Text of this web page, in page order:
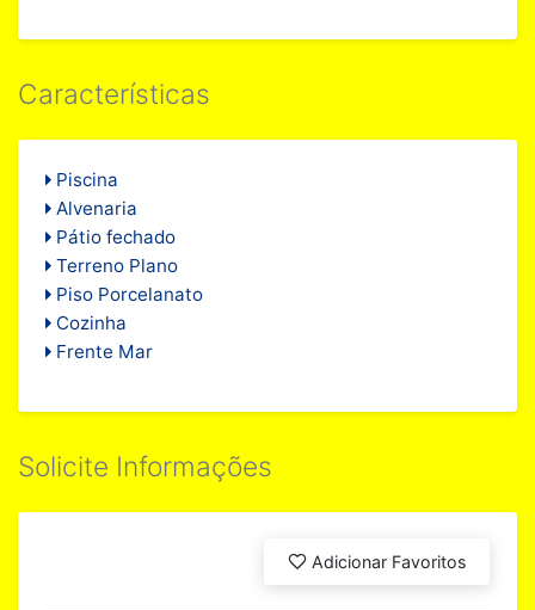
Características
Piscina
Alvenaria
Pátio fechado
Terreno Plano
Piso Porcelanato
Cozinha
Frente Mar
Solicite Informações
Adicionar Favoritos